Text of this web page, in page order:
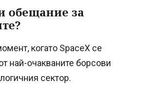
обещание за
когато SpaceX се
най-очакваните борсови
сектор.